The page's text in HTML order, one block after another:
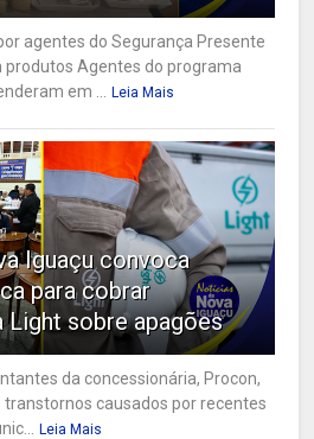
agentes do Segurança Presente
produtos Agentes do programa
em ...
Leia Mais
Iguaçu convoca
para cobrar
Light sobre apagões
da concessionária, Procon,
transtornos causados por recentes
Leia Mais